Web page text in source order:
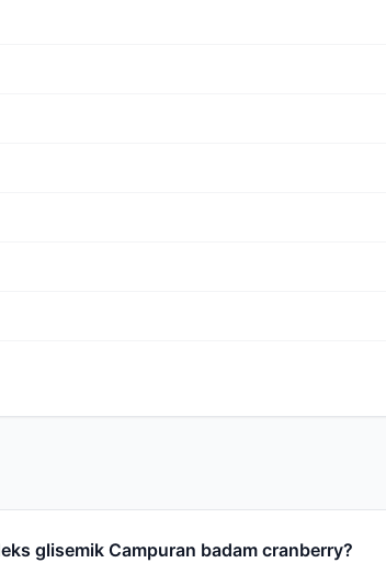
glisemik Campuran badam cranberry?